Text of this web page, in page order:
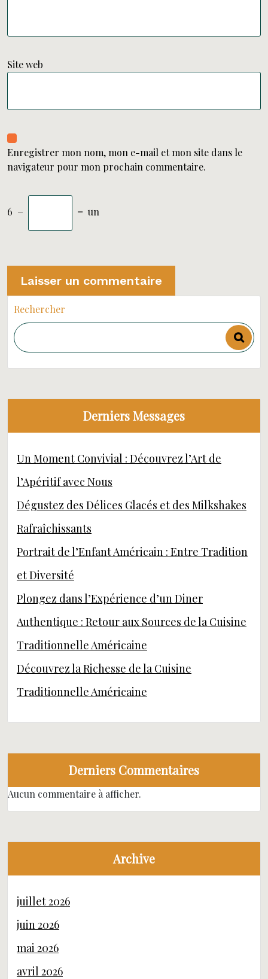
Site web
Enregistrer mon nom, mon e-mail et mon site dans le
navigateur pour mon prochain commentaire.
6 − = un
Rechercher
Derniers Messages
Un Moment Convivial : Découvrez l’Art de
l’Apéritif avec Nous
Dégustez des Délices Glacés et des Milkshakes
Rafraîchissants
Portrait de l’Enfant Américain : Entre Tradition
et Diversité
Plongez dans l’Expérience d’un Diner
Authentique : Retour aux Sources de la Cuisine
Traditionnelle Américaine
Découvrez la Richesse de la Cuisine
Traditionnelle Américaine
Derniers Commentaires
Aucun commentaire à afficher.
Archive
juillet 2026
juin 2026
mai 2026
avril 2026